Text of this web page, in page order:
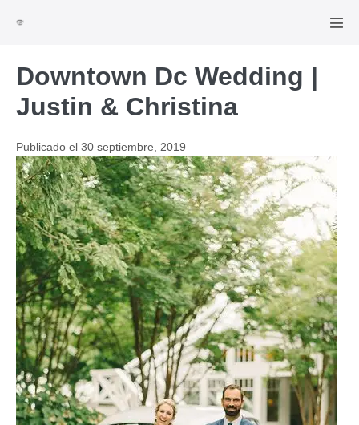
Downtown Dc Wedding |
Justin & Christina
Publicado el 30 septiembre, 2019